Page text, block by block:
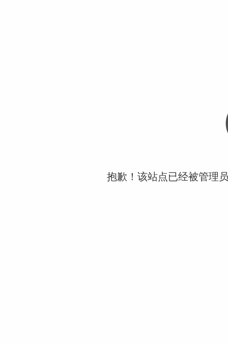
抱歉！该站点已经被管理